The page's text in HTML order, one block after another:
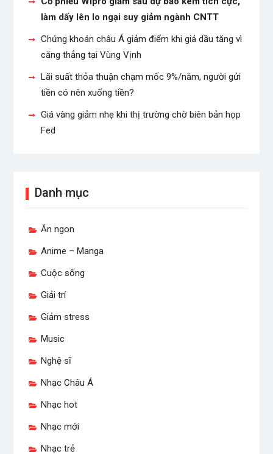
làm dấy lên lo ngại suy giảm ngành CNTT
Chứng khoán châu Á giảm điểm khi giá dầu tăng vì
căng thẳng tại Vùng Vịnh
Lãi suất thỏa thuận chạm mốc 9%/năm, người gửi
tiền có nên xuống tiền?
Giá vàng giảm nhẹ khi thị trường chờ biên bản họp
Fed
Danh mục
Ăn ngon
Anime – Manga
Cuộc sống
Giải trí
Giảm stress
Music
Nghệ sĩ
Nhạc Châu Á
Nhạc hot
Nhạc mới
Nhạc trẻ